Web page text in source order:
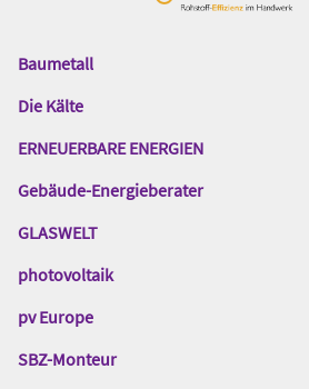
Das
Gentner
Baumetall
Die Kälte
ERNEUERBARE ENERGIEN
Gebäude-Energieberater
GLASWELT
photovoltaik
pv Europe
SBZ-Monteur